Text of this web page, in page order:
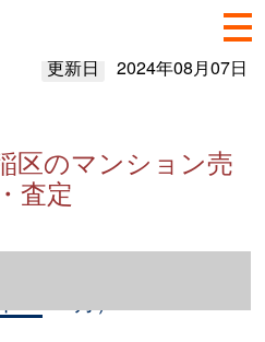
更新日 2024年08月07日
区のマンション売
査定